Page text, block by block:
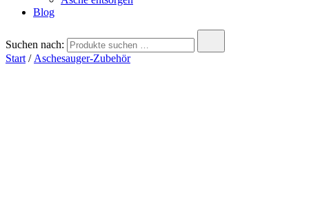
Blog
Suchen nach:
Start / Aschesauger-Zubehör